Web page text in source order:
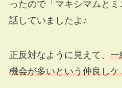
ったので「マキシマムと
話していましたよ♪
正反対なように見えて、 一
機会が多いという仲良しケ